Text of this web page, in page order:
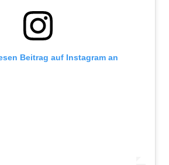
Beitrag auf Instagram an